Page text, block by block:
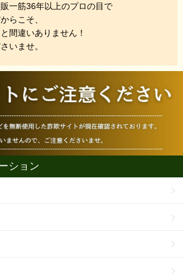
一筋36年以上のプロの目で
らこそ、
間違いありません！
いませ。
ション